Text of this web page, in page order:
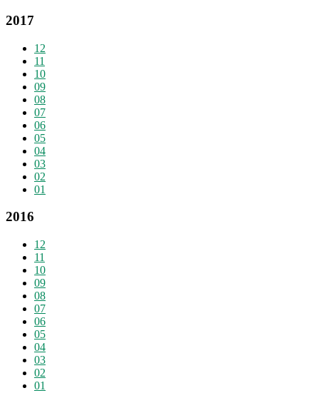
2017
12
11
10
09
08
07
06
05
04
03
02
01
2016
12
11
10
09
08
07
06
05
04
03
02
01